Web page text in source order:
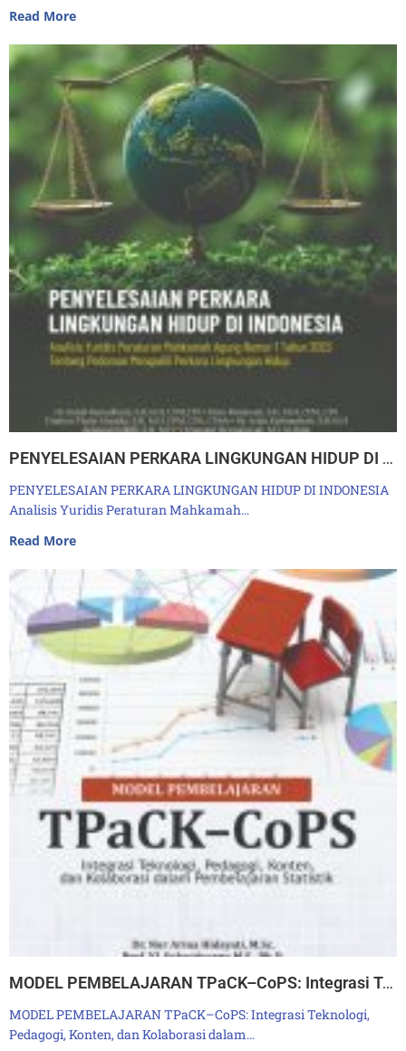
Read More
PENYELESAIAN PERKARA LINGKUNGAN HIDUP DI INDONESIA Analisis Yuridis Peraturan Mahkamah Agung Nomor 1 Tahun 2023 Tentang Pedoman Mengadili Perkara Lingkungan Hidup
PENYELESAIAN PERKARA LINGKUNGAN HIDUP DI INDONESIA
Analisis Yuridis Peraturan Mahkamah…
Read More
MODEL PEMBELAJARAN TPaCK–CoPS: Integrasi Teknologi, Pedagogi, Konten, dan Kolaborasi dalam Pembelajaran Statistik
MODEL PEMBELAJARAN TPaCK–CoPS: Integrasi Teknologi,
Pedagogi, Konten, dan Kolaborasi dalam…